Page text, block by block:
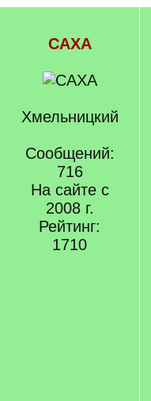
САХА
Хмельницкий
Сообщений:
716
На сайте с
2008 г.
Рейтинг:
1710